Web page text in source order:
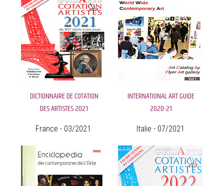
DICTIONNAIRE DE COTATION
DES ARTISTES 2021
France - 03/2021
INTERNATIONAL ART GUIDE
2020-21
Italie - 07/2021